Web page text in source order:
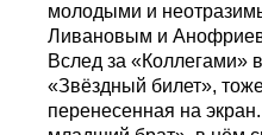
молодыми и
Ливановым и
Вслед за «Коллегами»
«Звёздный билет»,
перенесенная на